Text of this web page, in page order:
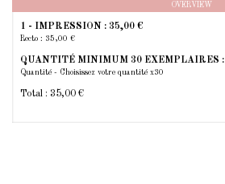
OVERVIEW
1 - IMPRESSION : 35,00 €
Recto : 35,00 €
QUANTITÉ MINIMUM 30 EXEMPLAIRES :
Quantité - Choisissez votre quantité x30
Total : 35,00 €